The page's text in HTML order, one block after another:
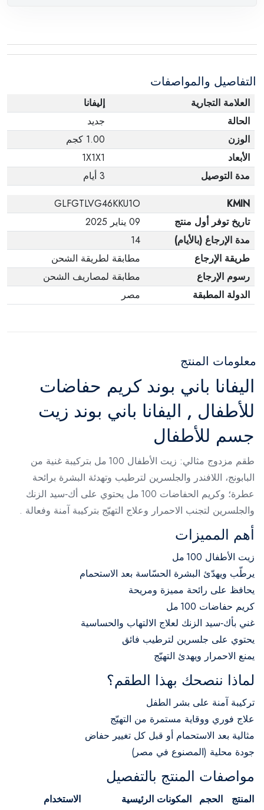
التفاصيل والمواصفات
العلامة التجارية
إليفانا
الحالة
جديد
الوزن
1.00 كجم
الأبعاد
1X1X1
مدة التوصيل
3 أيام
KMIN
GLFGTLVG46KKU1O
تاريخ توفر أول منتج
09 يناير 2025
مدة الإرجاع (بالأيام)
14
طريقة الإرجاع
مطابقة لطريقة الشحن
رسوم الإرجاع
مطابقة لمصاريف الشحن
الدولة المطبقة
مصر
معلومات المنتج
اليفانا باني بوند كريم حفاضات
للأطفال , اليفانا باني بوند زيت
جسم للأطفال
طقم مزدوج مثالي: زيت الأطفال 100 مل بتركيبة غنية من
البابونج، اللافندر والجلسرين لترطيب وتهدئة البشرة برائحة
عطرة؛ وكريم الحفاضات 100 مل يحتوي على أك‑سيد الزنك
والجلسرين لتجنب الاحمرار وعلاج التهيّج بتركيبة آمنة وفعالة .
أهم المميزات
زيت الأطفال 100 مل
يرطّب ويهدّئ البشرة الحسّاسة بعد الاستحمام
يحافظ على رائحة مميزة ومريحة
كريم حفاضات 100 مل
غني بأك‑سيد الزنك لعلاج الالتهاب والحساسية
يحتوي على جلسرين لترطيب فائق
يمنع الاحمرار ويهدئ التهيّج
لماذا ننصحك بهذا الطقم؟
تركيبة آمنة على بشر الطفل
علاج فوري ووقاية مستمرة من التهيّج
مثالية بعد الاستحمام أو قبل كل تغيير حفاض
جودة محلية (المصنوع في مصر)
مواصفات المنتج بالتفصيل
المنتج الحجم المكونات الرئيسية
الاستخدام